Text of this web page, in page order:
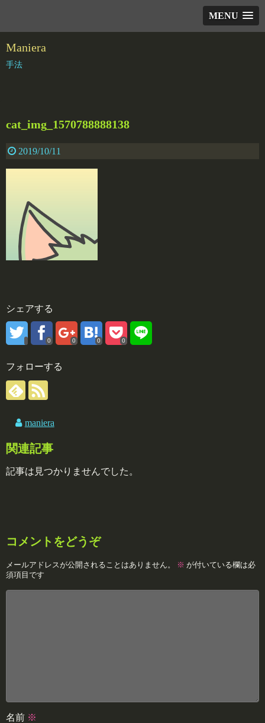
MENU
Maniera
手法
cat_img_1570788888138
2019/10/11
シェアする
0 0 0 0
フォローする
maniera
関連記事
記事は見つかりませんでした。
コメントをどうぞ
メールアドレスが公開されることはありません。 ※ が付いている欄は必
須項目です
名前 ※